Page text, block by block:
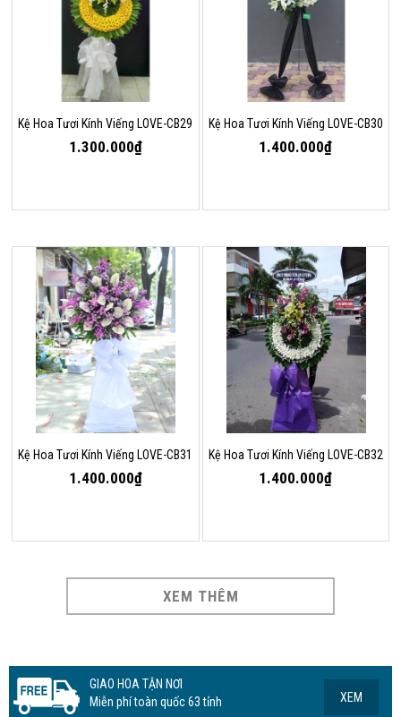
Kệ Hoa Tươi Kính Viếng LOVE-CB29
1.300.000₫
Kệ Hoa Tươi Kính Viếng LOVE-CB30
1.400.000₫
Kệ Hoa Tươi Kính Viếng LOVE-CB31
1.400.000₫
Kệ Hoa Tươi Kính Viếng LOVE-CB32
1.400.000₫
XEM THÊM
GIAO HOA TẬN NƠI
Miễn phí toàn quốc 63 tỉnh
XEM